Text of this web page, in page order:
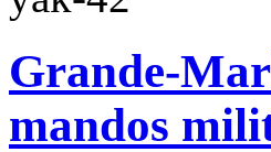
Grande-
mandos